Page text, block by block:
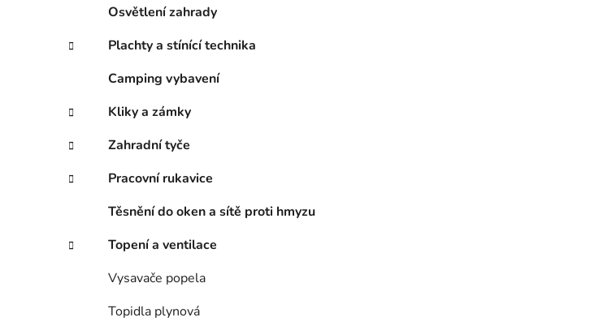
Osvětlení zahrady
Plachty a stínící technika
Camping vybavení
Kliky a zámky
Zahradní tyče
Pracovní rukavice
Těsnění do oken a sítě proti hmyzu
Topení a ventilace
Vysavače popela
Topidla plynová